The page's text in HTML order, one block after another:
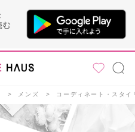
メンズ コーディネート・スタイ